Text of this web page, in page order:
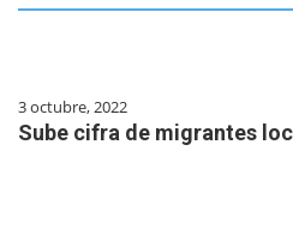
3 octubre, 2022
Sube cifra de migrantes